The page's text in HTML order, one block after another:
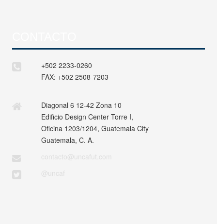
+502 2233-0260
FAX: +502 2508-7203
Diagonal 6 12-42 Zona 10
Edificio Design Center Torre I,
Oficina 1203/1204, Guatemala City
Guatemala, C. A.
contacto@uncafut.com
@uncaf